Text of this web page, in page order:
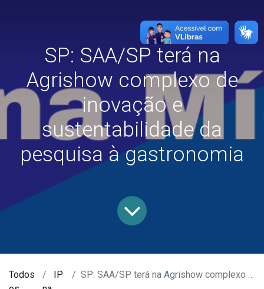
SP: SAA/SP terá na
Agrishow complexo de
inovação e
sustentabilidade da
pesquisa à gastronomia
Todos
IP
SP: SAA/SP terá na Agrishow complexo de inovação e sustentabilidade da pesquisa à gastronomia